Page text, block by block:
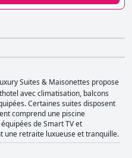
Suites & Maisonettes propose
avec climatisation, balcons
Certaines suites disposent
comprend une piscine
de Smart TV et
une retraite luxueuse et tranquille.